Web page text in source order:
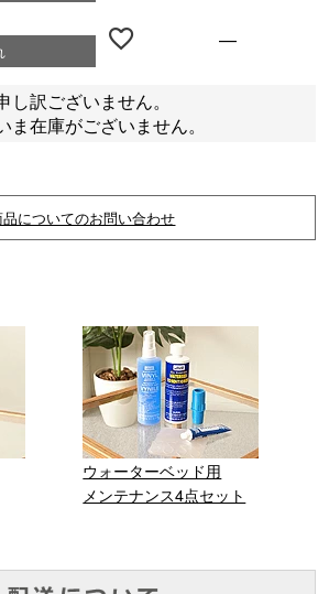
—
し訳ございません。
ま在庫がございません。
品についてのお問い合わせ
ウォーターベッド用
メンテナンス4点セット